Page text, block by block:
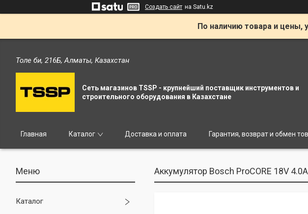
Создать сайт на Satu.kz
По наличию товара и цены,
Толе би, 216Б, Алматы, Казахстан
Сеть магазинов TSSP - крупнейший поставщик инструментов и
строительного оборудования в Казахстане
Главная Каталог Доставка и оплата Гарантия, возврат и обмен
Каталог
Аккумулятор Bosch ProCORE 18V